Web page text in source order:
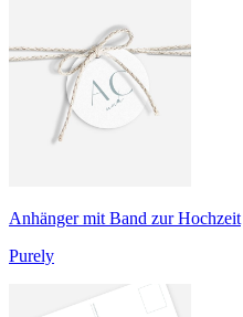
Anhänger mit Band zur Hochzeit
Purely